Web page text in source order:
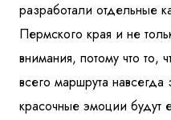
разработали отдельные
Пермского края и не
внимания, потому что то,
всего маршрута
красочные эмоции будут